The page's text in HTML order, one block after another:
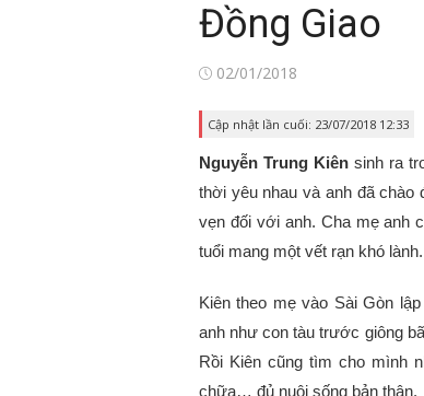
Đồng Giao
Posted
02/01/2018
Cập nhật lần cuối: 23/07/2018 12:33
Nguyễn Trung Kiênsinh ra
thời yêu nhau và anh đã chào
vẹn đối với anh. Cha mẹ anh
tuổi mang một vết rạn khó lành.
Kiên theo mẹ vào Sài Gòn
anh như con tàu trước giông
Rồi Kiên cũng tìm cho mình
chữa… đủ nuôi sống bản thân.